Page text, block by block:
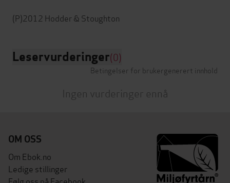
Leservurderinger(0)
Betingelser for brukergenerert innhold
Ingen vurderinger ennå
OM OSS
Om Ebok.no
Ledige stillinger